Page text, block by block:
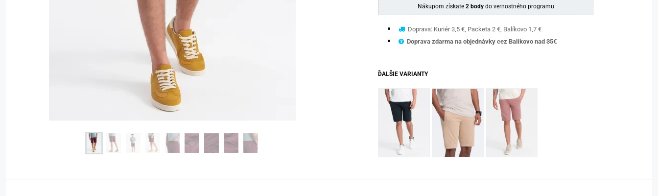
Nákupom získate 2 bodydo vernostného programu
Doprava: Kuriér 3,5 €, Packeta 2 €, Balíkovo 1,7 €
Doprava zdarma na objednávky cez Balíkovo nad 35€
ĎALŠIE VARIANTY